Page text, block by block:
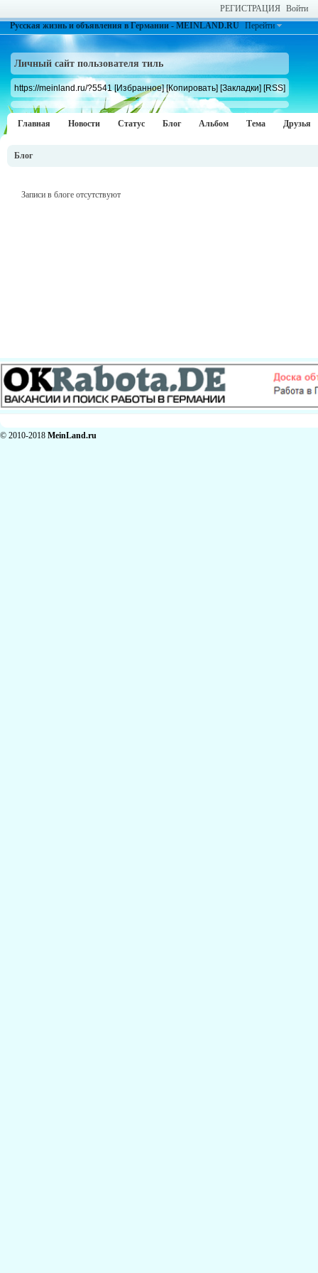
РЕГИСТРАЦИЯ Войти
Русская жизнь и объявления в Германии - MEINLAND.RU Перейти
Личный сайт пользователя тиль
https://meinland.ru/?5541 [Избранное] [Копировать] [Закладки] [RSS]
Главная Новости Статус Блог Альбом Тема Друзья
Блог
Записи в блоге отсутствуют
© 2010-2018 MeinLand.ru